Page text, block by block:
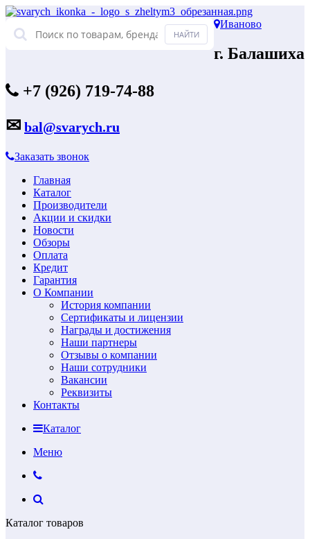
Иваново
г. Балашиха
+7 (926) 719-74-88
✉ bal@svarych.ru
Заказать звонок
Главная
Каталог
Производители
Акции и скидки
Новости
Обзоры
Оплата
Кредит
Гарантия
О Компании
История компании
Сертификаты и лицензии
Награды и достижения
Наши партнеры
Отзывы о компании
Наши сотрудники
Вакансии
Реквизиты
Контакты
Каталог
Меню
Каталог товаров